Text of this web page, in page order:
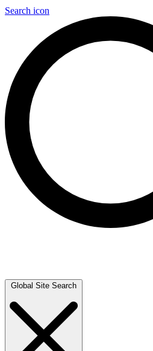
Search icon
Global Site Search